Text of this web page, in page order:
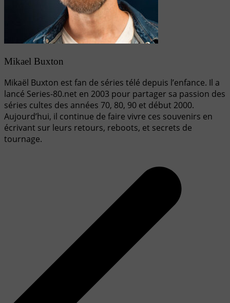
Mikael Buxton
Mikaël Buxton est fan de séries télé depuis l’enfance. Il a
lancé Series-80.net en 2003 pour partager sa passion des
séries cultes des années 70, 80, 90 et début 2000.
Aujourd’hui, il continue de faire vivre ces souvenirs en
écrivant sur leurs retours, reboots, et secrets de
tournage.